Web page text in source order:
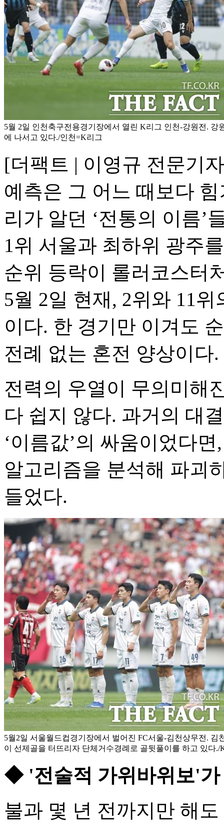
5월 2일 인천축구전용경기장에서 열린 K리그 인천-강원전. 강
에 나서고 있다./인천=K리그
[더팩트 | 이영규 전문기
예측은 그 어느 때보다
리가 알던 ‘전통의 이름’
1위 서울과 최하위 광주
순위 등락이 롤러코스터
5월 2일 현재, 2위와 11
이다. 한 경기만 이겨도
전례 없는 혼전 양상이다.
전력의 우열이 무의미해
다 쉽지 않다. 과거의 대
‘이름값’의 싸움이었다
알고리즘을 분석해 파괴
들었다.
5월2일 서울월드컵경기장에서 벌어진 FC서울-김천상무전. 김
이 선제골을 터뜨리자 단체거수경례로 골뒷풀이를 하고 있다./
◆ '전술적 가위바위보'가
불과 몇 년 전까지만 해도